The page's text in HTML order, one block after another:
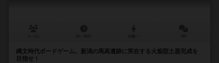
縄文時代ボードゲーム。新潟の馬高遺跡に実在する火焔型土器完成を
目指せ！